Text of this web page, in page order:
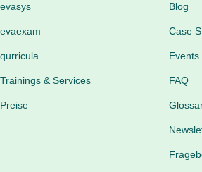
evasys
evaexam
qurricula
Trainings & Services
Preise
Blog
Case
Events
FAQ